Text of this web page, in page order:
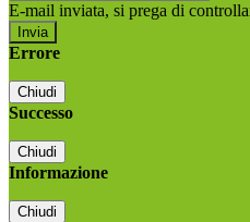
E-mail inviata, si prega di
Errore
Chiudi
Successo
Chiudi
Informazione
Chiudi